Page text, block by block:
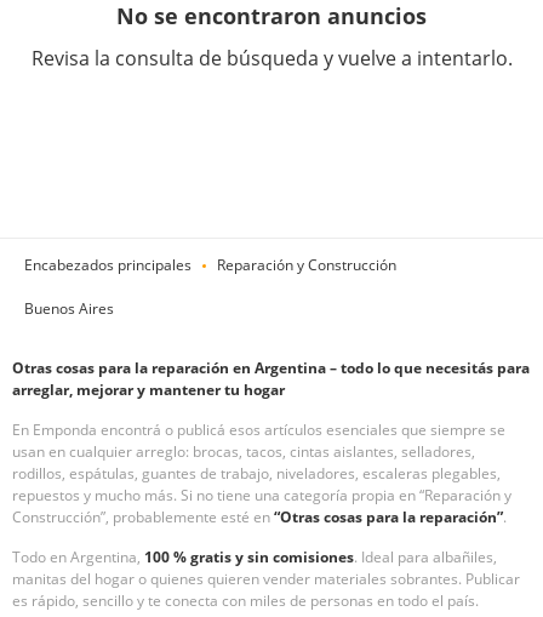
No se encontraron anuncios
Revisa la consulta de búsqueda y vuelve a intentarlo.
Encabezados principales Reparación y Construcción
Buenos Aires
Otras cosas para la reparación en Argentina – todo lo que necesitás para
arreglar, mejorar y mantener tu hogar
En Emponda encontrá o publicá esos artículos esenciales que siempre se
usan en cualquier arreglo: brocas, tacos, cintas aislantes, selladores,
rodillos, espátulas, guantes de trabajo, niveladores, escaleras plegables,
repuestos y mucho más. Si no tiene una categoría propia en “Reparación y
Construcción”, probablemente esté en“Otras cosas para la reparación”.
Todo en Argentina, 100 % gratis y sin comisiones. Ideal para albañiles,
manitas del hogar o quienes quieren vender materiales sobrantes. Publicar
es rápido, sencillo y te conecta con miles de personas en todo el país.